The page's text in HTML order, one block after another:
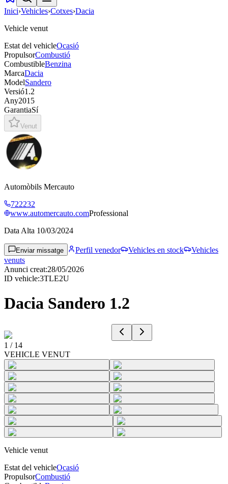
Inici›Vehicles›Cotxes›Dacia
Vehicle venut
Estat del vehicleOcasió
PropulsorCombustió
CombustibleBenzina
MarcaDacia
ModelSandero
Versió1.2
Any2015
GarantiaSí
Venut
Automòbils Mercauto
722232
www.automercauto.comProfessional
Data Alta 10/03/2024
Enviar missatge Perfil venedor Vehicles en stock
Vehicles
venuts
Anunci creat:28/05/2026
ID vehicle:3TLE2U
Dacia Sandero 1.2
1 / 14
VEHICLE VENUT
Vehicle venut
Estat del vehicleOcasió
PropulsorCombustió